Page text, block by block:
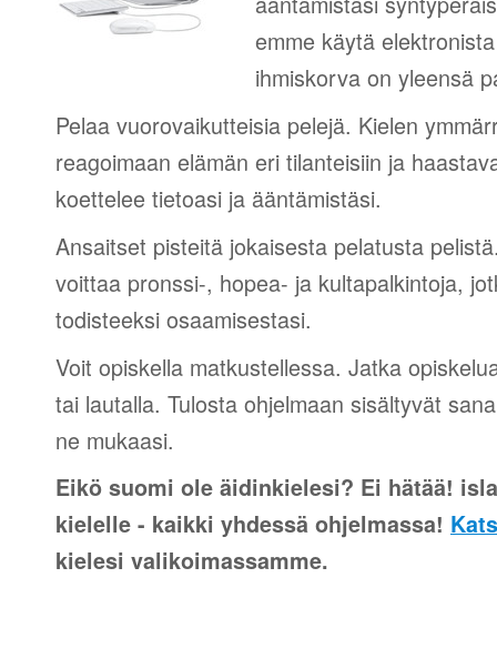
emme käytä
ihmiskorva on yleensä
Pelaa vuorovaikutteisia pelejä. Kielen
reagoimaan elämän eri tilanteisiin ja
koettelee tietoasi ja ääntämistäsi.
Ansaitset pisteitä jokaisesta pelatusta
voittaa pronssi-, hopea- ja kultapalkintoja,
todisteeksi osaamisestasi.
Voit opiskella matkustellessa. Jatka
tai lautalla. Tulosta ohjelmaan sisältyvät
ne mukaasi.
Eikö suomi ole äidinkielesi? Ei hätää!
kielelle - kaikki yhdessä ohjelmassa!
kielesi valikoimassamme.